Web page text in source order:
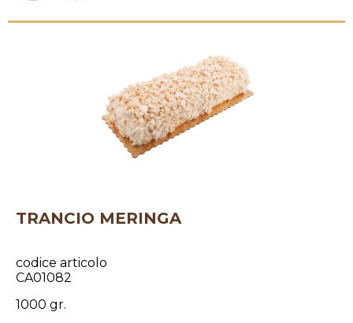
TRANCIO MERINGA
codice articolo
CA01082
1000 gr.